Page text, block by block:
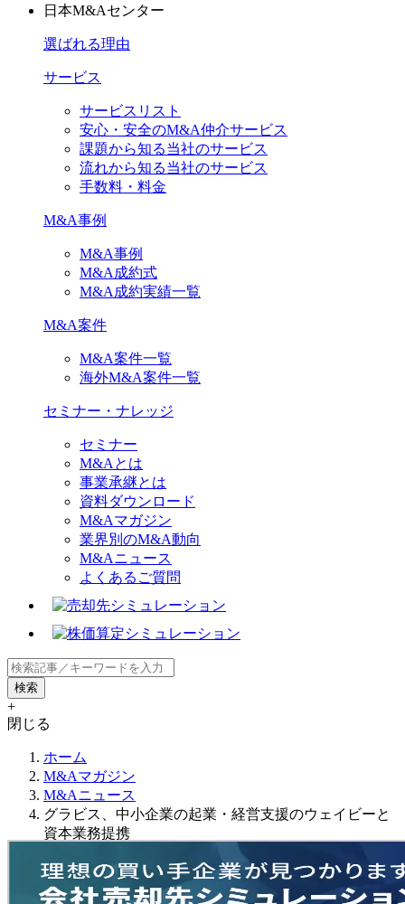
日本M&Aセンター
選ばれる理由
サービス
サービスリスト
安心・安全のM&A仲介サービス
課題から知る当社のサービス
流れから知る当社のサービス
手数料・料金
M&A事例
M&A事例
M&A成約式
M&A成約実績一覧
M&A案件
M&A案件一覧
海外M&A案件一覧
セミナー・ナレッジ
セミナー
M&Aとは
事業承継とは
資料ダウンロード
M&Aマガジン
業界別のM&A動向
M&Aニュース
よくあるご質問
+
閉じる
ホーム
M&Aマガジン
M&Aニュース
グラビス、中小企業の起業・経営支援のウェイビーと
資本業務提携